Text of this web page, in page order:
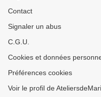
Contact
Signaler un abus
C.G.U.
Cookies et données
Préférences cookies
Voir le profil de